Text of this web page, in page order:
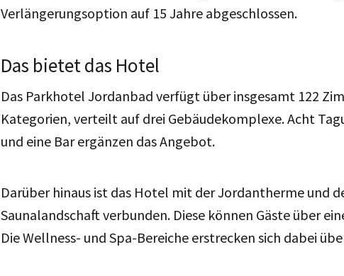
Verlängerungsoption auf 15 Jahre abgeschlossen.
Das bietet das Hotel
Das Parkhotel Jordanbad verfügt über insgesamt 122
Kategorien, verteilt auf drei Gebäudekomplexe. Acht
und eine Bar ergänzen das Angebot.
Darüber hinaus ist das Hotel mit der Jordantherme und
Saunalandschaft verbunden. Diese können Gäste über
Die Wellness- und Spa-Bereiche erstrecken sich dabei